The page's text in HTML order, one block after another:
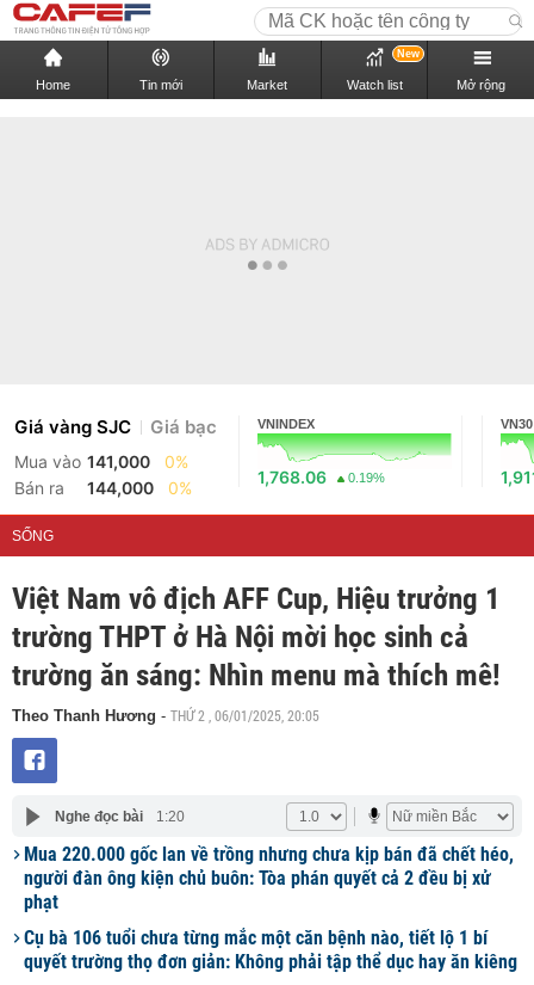
Home Tin mới Market Watch list
New
Mở rộng
Giá vàng SJC Giá bạc
Mua vào 141,000
0%
Bán ra
144,000 0%
VNINDEX
1,768.06 0.19%
VN30
SỐNG
Việt Nam vô địch AFF Cup, Hiệu trưởng 1
trường THPT ở Hà Nội mời học sinh cả
trường ăn sáng: Nhìn menu mà thích mê!
Theo Thanh Hương - THỨ 2 , 06/01/2025, 20:05
Nghe đọc bài 1:20
Mua 220.000 gốc lan về trồng nhưng chưa kịp bán đã chết héo,
người đàn ông kiện chủ buôn: Tòa phán quyết cả 2 đều bị xử
phạt
Cụ bà 106 tuổi chưa từng mắc một căn bệnh nào, tiết lộ 1 bí
quyết trường thọ đơn giản: Không phải tập thể dục hay ăn kiêng